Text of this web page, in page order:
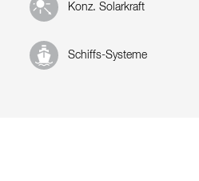
Konz. Solarkraft
Schiffs-Systeme